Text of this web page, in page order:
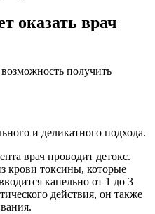
оказать врач
получить
и деликатного подхода.
врач проводит детокс.
крови токсины, которые
капельно от 1 до 3
действия, он также